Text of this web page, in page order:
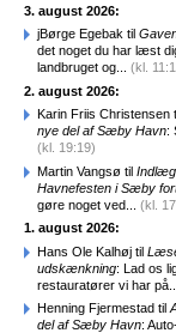
3. august 2026:
jBørge Egebak til
det noget du har læst
landbruget og... (kl.
2. august 2026:
Karin Friis Christensen
nye del af Sæby Havn:
(kl. 19:19)
Martin Vangsø til
Havnefesten i Sæby
gøre noget ved... (kl.
1. august 2026:
Hans Ole Kalhøj til
udskænkning: Lad os
restauratører vi har på...
Henning Fjermestad til
del af Sæby Havn: